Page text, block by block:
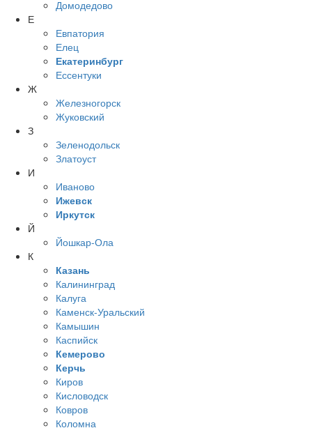
Домодедово
Е
Евпатория
Елец
Екатеринбург
Ессентуки
Ж
Железногорск
Жуковский
З
Зеленодольск
Златоуст
И
Иваново
Ижевск
Иркутск
Й
Йошкар-Ола
К
Казань
Калининград
Калуга
Каменск-Уральский
Камышин
Каспийск
Кемерово
Керчь
Киров
Кисловодск
Ковров
Коломна